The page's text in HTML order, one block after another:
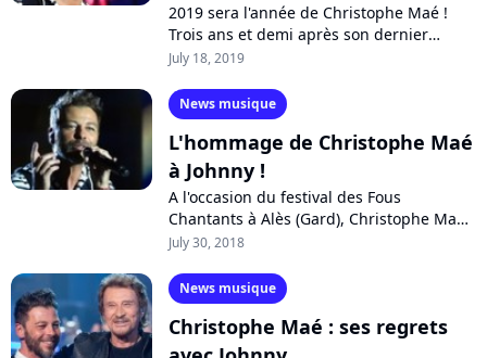
2019 sera l'année de Christophe Maé !
Trois ans et demi après son dernier
succès, le chanteur dévoilera son
parution...
July 18, 2019
News musique
L'hommage de Christophe Maé
à Johnny !
A l'occasion du festival des Fous
Chantants à Alès (Gard), Christophe Maé
a repris plusieurs titres de Johnny
milliers...
July 30, 2018
News musique
Christophe Maé : ses regrets